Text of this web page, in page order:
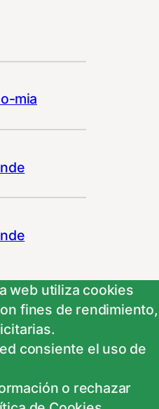
mia
web utiliza cookies
fines de rendimiento,
consiente el uso de
o rechazar